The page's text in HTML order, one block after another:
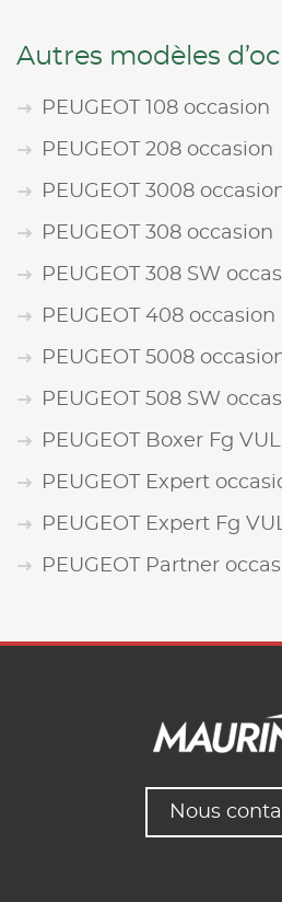
Autres modèles
PEUGEOT 108 occasion
PEUGEOT 208 occasion
PEUGEOT 3008
PEUGEOT 308 occasion
PEUGEOT 308 SW
PEUGEOT 408 occasion
PEUGEOT 5008
PEUGEOT 508 SW
PEUGEOT Boxer Fg
PEUGEOT Expert
PEUGEOT Expert Fg
PEUGEOT Partner
Nous